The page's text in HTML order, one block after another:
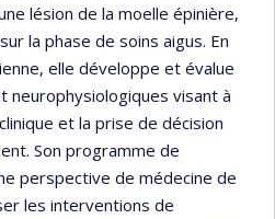
lésion de la moelle épinière,
la phase de soins aigus. En
elle développe et évalue
neurophysiologiques visant à
et la prise de décision
Son programme de
perspective de médecine de
les interventions de